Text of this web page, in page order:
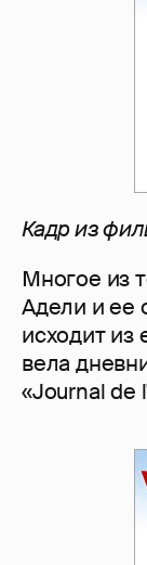
Кадр из
Многое из
Адели и ее
исходит из
вела
«Journal de